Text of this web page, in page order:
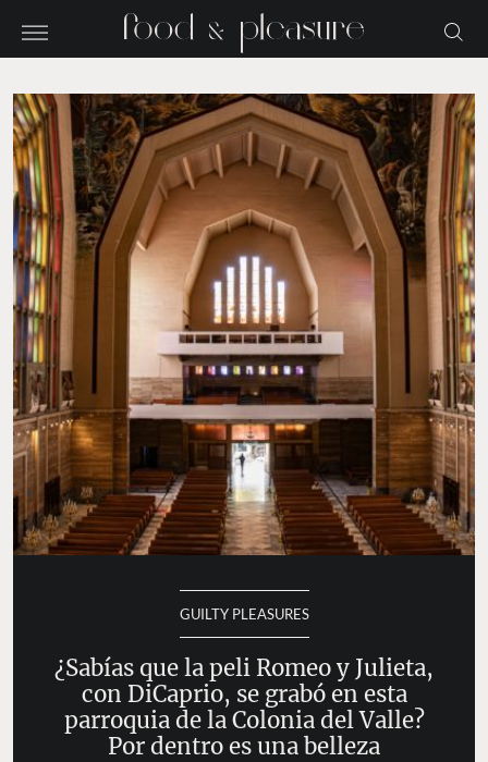
GUILTY PLEASURES
¿Sabías que la peli Romeo y Julieta,
con DiCaprio, se grabó en esta
parroquia de la Colonia del Valle?
Por dentro es una belleza